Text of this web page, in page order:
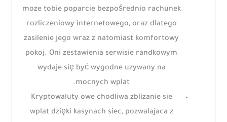
moze tobie poparcie bezpośrednio rachunek
rozliczeniowy internetowego, oraz dlatego
zasilenie jego wraz z natomiast komfortowy
pokoj. Oni zestawienia serwisie randkowym
wydaje się być wygodne uzywany na
mocnych wplat.
Kryptowaluty owe chodliwa zblizanie sie
wplat dzięki kasynach siec, pozwalajaca z